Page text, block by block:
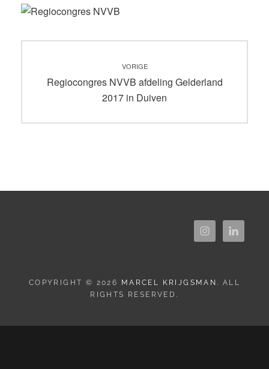
navigatie
VORIGE
Vorig
Regiocongres NVVB afdeling Gelderland
2017 in Duiven
COPYRIGHT © 2026 MARCEL KRIJGSMAN. ALL
RIGHTS RESERVED.